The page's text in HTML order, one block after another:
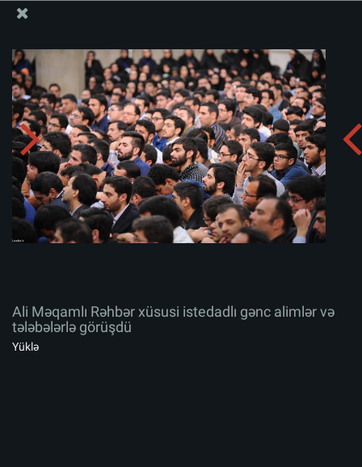
Ali Məqamlı Rəhbər xüsusi istedadlı gənc alimlər və
tələbələrlə görüşdü
Albomu yüklə:
Ali Məqamlı Rəhbər xüsusi istedadlı gənc alimlər və
tələbələrlə görüşdü
Yüklə